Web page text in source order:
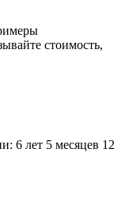
стоимость,
6 лет 5 месяцев 12